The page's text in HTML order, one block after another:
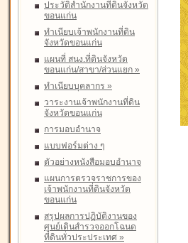
ประวัติสำนักงานที่ดินจังหวัด
ขอนแก่น
ทำเนียบเจ้าพนักงานที่ดิน
จังหวัดขอนแก่น
แผนที่ สนง.ที่ดินจังหวัด
ขอนแก่น/สาขา/ส่วนแยก »
ทำเนียบบุคลากร »
วาระงานเจ้าพนักงานที่ดิน
จังหวัดขอนแก่น
การมอบอำนาจ
แบบฟอร์มต่าง ๆ
ตัวอย่างหนังสือมอบอำนาจ
แผนการตรวจราชการของ
เจ้าพนักงานที่ดินจังหวัด
ขอนแก่น
สรุปผลการปฏิบัติงานของ
ศูนย์เดินสำรวจออกโฉนด
ที่ดินทั่วประประเทศ »